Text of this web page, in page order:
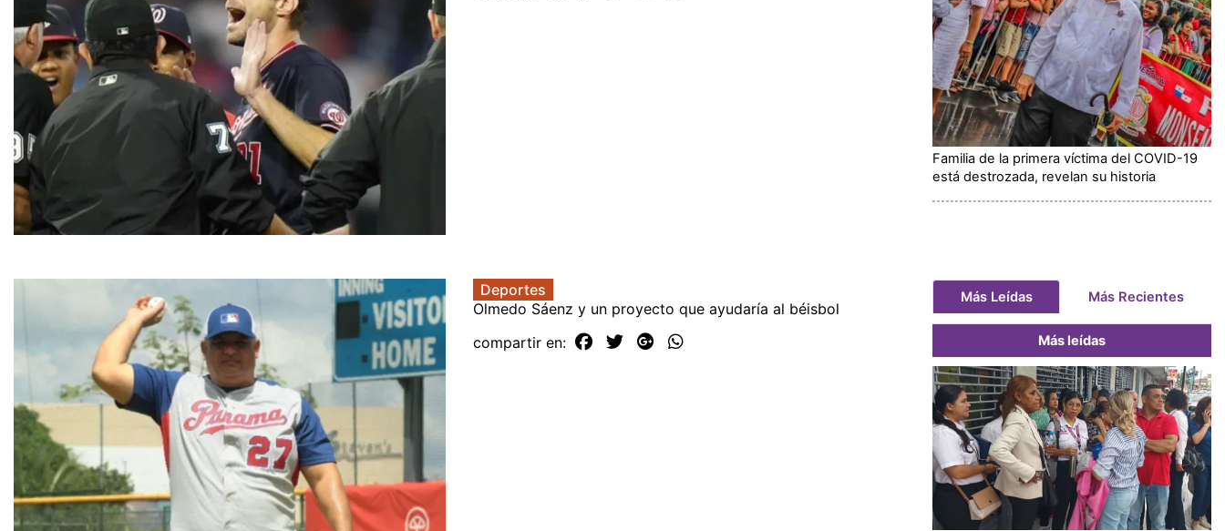
Deportes
Olmedo Sáenz y un proyecto que ayudaría al béisbol
compartir en:
Familia de la primera víctima del COVID-19
está destrozada, revelan su historia
Más Leídas Más Recientes
Más leídas